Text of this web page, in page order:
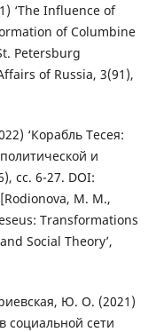
‘The Influence of
of Columbine
Petersburg
of Russia, 3(91),
‘Корабль Тесея:
и
сс. 6-27. DOI:
M. M.,
Transformations
Social Theory’,
Ю. О. (2021)
социальной сети